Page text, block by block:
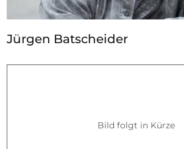
Jürgen Batscheider
Bild folgt in Kürze